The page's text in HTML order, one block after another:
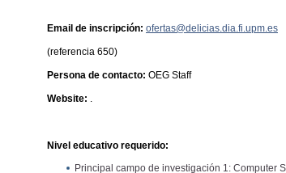
Email de inscripción: ofertas@delicias.dia.fi.upm.es
(referencia 650)
Persona de contacto: OEG Staff
Website:
Nivel educativo requerido:
Principal campo de investigación 1: Computer